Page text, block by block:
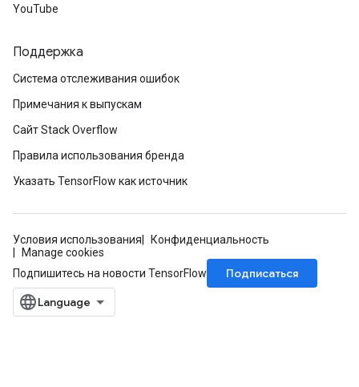
YouTube
Поддержка
Система отслеживания ошибок
Примечания к выпускам
Сайт Stack Overflow
Правила использования бренда
Указать TensorFlow как источник
Условия использования
Конфиденциальность
Manage cookies
Подпишитесь на новости TensorFlow
Подписаться